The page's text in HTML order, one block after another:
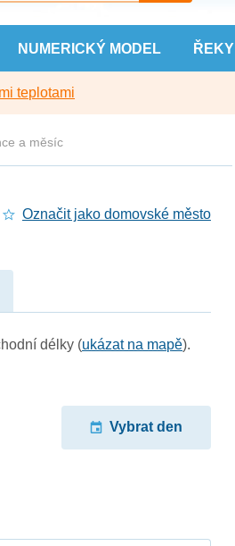
NUMERICKÝ MODEL ŘEKY
teplotami
a měsíc
Označit jako domovské město
délky (ukázat na mapě).
Vybrat den